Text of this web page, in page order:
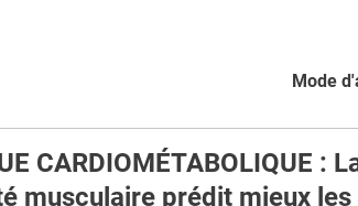
Mode
CARDIOMÉTABOLIQUE :
musculaire prédit mieux les